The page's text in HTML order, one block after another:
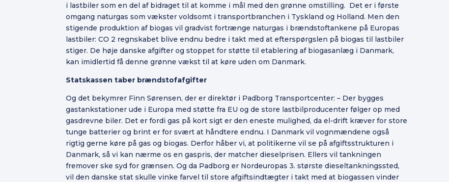
i lastbiler som en del af bidraget til at komme i mål med den grønne omstilling. Det er i første
omgang naturgas som vækster voldsomt i transportbranchen i Tyskland og Holland. Men den
stigende produktion af biogas vil gradvist fortrænge naturgas i brændstoftankene på Europas
lastbiler: CO 2 regnskabet blive endnu bedre i takt med at efterspørgslen på biogas til lastbiler
stiger. De høje danske afgifter og stoppet for støtte til etablering af biogasanlæg i Danmark,
kan imidlertid få denne grønne vækst til at køre uden om Danmark.
Statskassen taber brændstofafgifter
Og det bekymrer Finn Sørensen, der er direktør i Padborg Transportcenter: – Der bygges
gastankstationer ude i Europa med støtte fra EU og de store lastbilproducenter følger op med
gasdrevne biler. Det er fordi gas på kort sigt er den eneste mulighed, da el-drift kræver for store
tunge batterier og brint er for svært at håndtere endnu. I Danmark vil vognmændene også
rigtig gerne køre på gas og biogas. Derfor håber vi, at politikerne vil se på afgiftsstrukturen i
Danmark, så vi kan nærme os en gaspris, der matcher dieselprisen. Ellers vil tankningen
fremover ske syd for grænsen. Og da Padborg er Nordeuropas 3. største dieseltankningssted,
vil den danske stat skulle vinke farvel til store afgiftsindtægter i takt med at biogassen vinder